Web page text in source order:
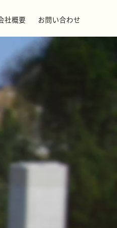
社概要 お問い合わせ